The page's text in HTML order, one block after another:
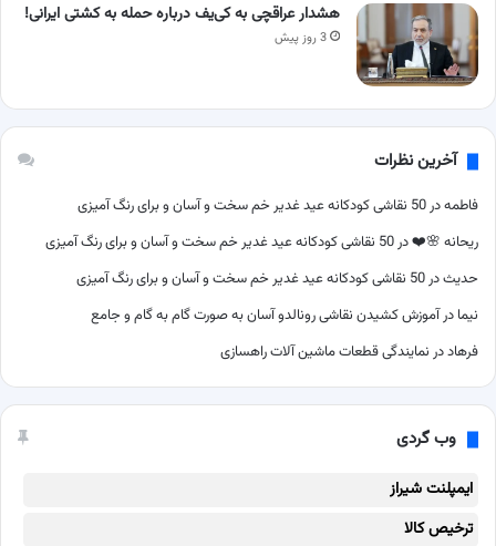
هشدار عراقچی به کی‌یف درباره حمله به کشتی ایرانی!
3 روز پیش
آخرین نظرات
فاطمهدر50 نقاشی کودکانه عید غدیر خم سخت و آسان و برای رنگ آمیزی
ریحانه 🌸❤️در50 نقاشی کودکانه عید غدیر خم سخت و آسان و برای رنگ آمیزی
حدیثدر50 نقاشی کودکانه عید غدیر خم سخت و آسان و برای رنگ آمیزی
نیما درآموزش کشیدن نقاشی رونالدو آسان به صورت گام به گام و جامع
فرهاددر نمایندگی قطعات ماشین آلات راهسازی
وب گردی
ایمپلنت شیراز
ترخیص کالا